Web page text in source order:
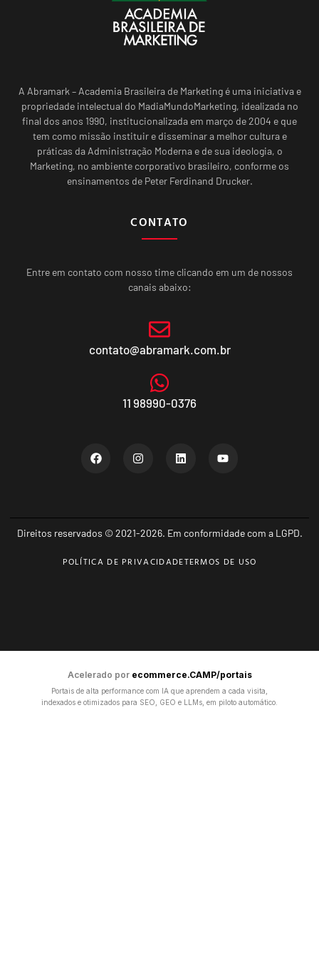
A Abramark – Academia Brasileira de Marketing é uma iniciativa e
propriedade intelectual do MadiaMundoMarketing, idealizada no
final dos anos 1990, institucionalizada em março de 2004 e que
tem como missão instituir e disseminar a melhor cultura e
práticas da Administração Moderna e de sua ideologia, o
Marketing, no ambiente corporativo brasileiro, conforme os
ensinamentos de Peter Ferdinand Drucker.
CONTATO
Entre em contato com nosso time clicando em um de nossos
canais abaixo:
contato@abramark.com.br
11 98990-0376
Direitos reservados © 2021-2026. Em conformidade com a LGPD.
POLÍTICA DE PRIVACIDADETERMOS DE USO
Acelerado por ecommerce.CAMP/portais
Portais de alta performance com IA que aprendem a cada visita,
indexados e otimizados para SEO, GEO e LLMs, em piloto automático.